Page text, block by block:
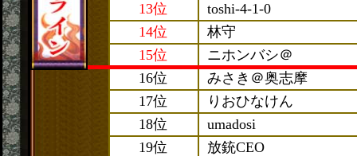
13位
toshi-4-1-0
14位
林守
15位
ニホンバシ＠
16位
みさき＠奥志摩
17位
りおひなけん
18位
umadosi
19位
放銃CEO